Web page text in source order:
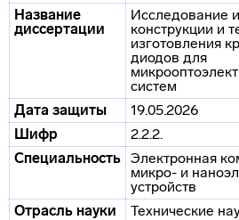
Название
диссертации
Исследование
конструкции и
изготовления
диодов для
систем
Дата защиты
19.05.2026
Шифр
2.2.2.
Специальность Электронная
микро- и
устройств
Отрасль науки
Технические